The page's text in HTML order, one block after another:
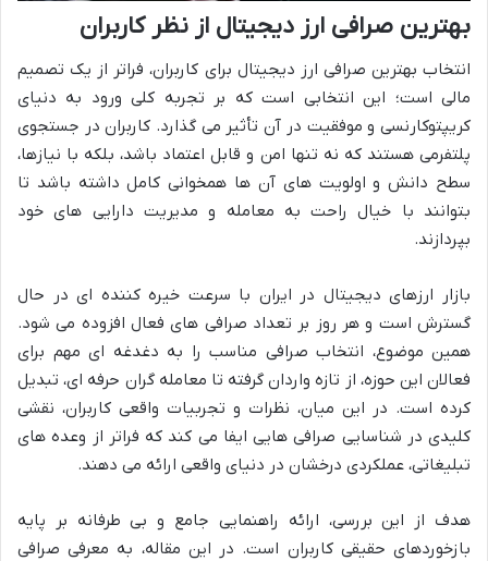
بهترین صرافی ارز دیجیتال از نظر کاربران
انتخاب بهترین صرافی ارز دیجیتال برای کاربران، فراتر از یک تصمیم
مالی است؛ این انتخابی است که بر تجربه کلی ورود به دنیای
کریپتوکارنسی و موفقیت در آن تأثیر می گذارد. کاربران در جستجوی
پلتفرمی هستند که نه تنها امن و قابل اعتماد باشد، بلکه با نیازها،
سطح دانش و اولویت های آن ها همخوانی کامل داشته باشد تا
بتوانند با خیال راحت به معامله و مدیریت دارایی های خود
بپردازند.
بازار ارزهای دیجیتال در ایران با سرعت خیره کننده ای در حال
گسترش است و هر روز بر تعداد صرافی های فعال افزوده می شود.
همین موضوع، انتخاب صرافی مناسب را به دغدغه ای مهم برای
فعالان این حوزه، از تازه واردان گرفته تا معامله گران حرفه ای، تبدیل
کرده است. در این میان، نظرات و تجربیات واقعی کاربران، نقشی
کلیدی در شناسایی صرافی هایی ایفا می کند که فراتر از وعده های
تبلیغاتی، عملکردی درخشان در دنیای واقعی ارائه می دهند.
هدف از این بررسی، ارائه راهنمایی جامع و بی طرفانه بر پایه
بازخوردهای حقیقی کاربران است. در این مقاله، به معرفی صرافی